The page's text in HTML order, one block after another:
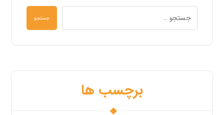
جستجو
برچسب ها